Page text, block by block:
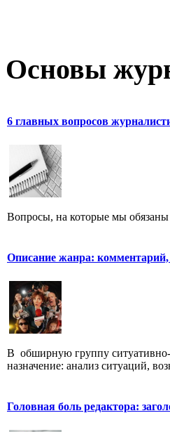
Основы
6 главных вопросов
Вопросы, на которые мы обязаны
Описание жанра: комментарий,
В обширную группу ситуативно-
назначение: анализ ситуаций,
Головная боль редактора: